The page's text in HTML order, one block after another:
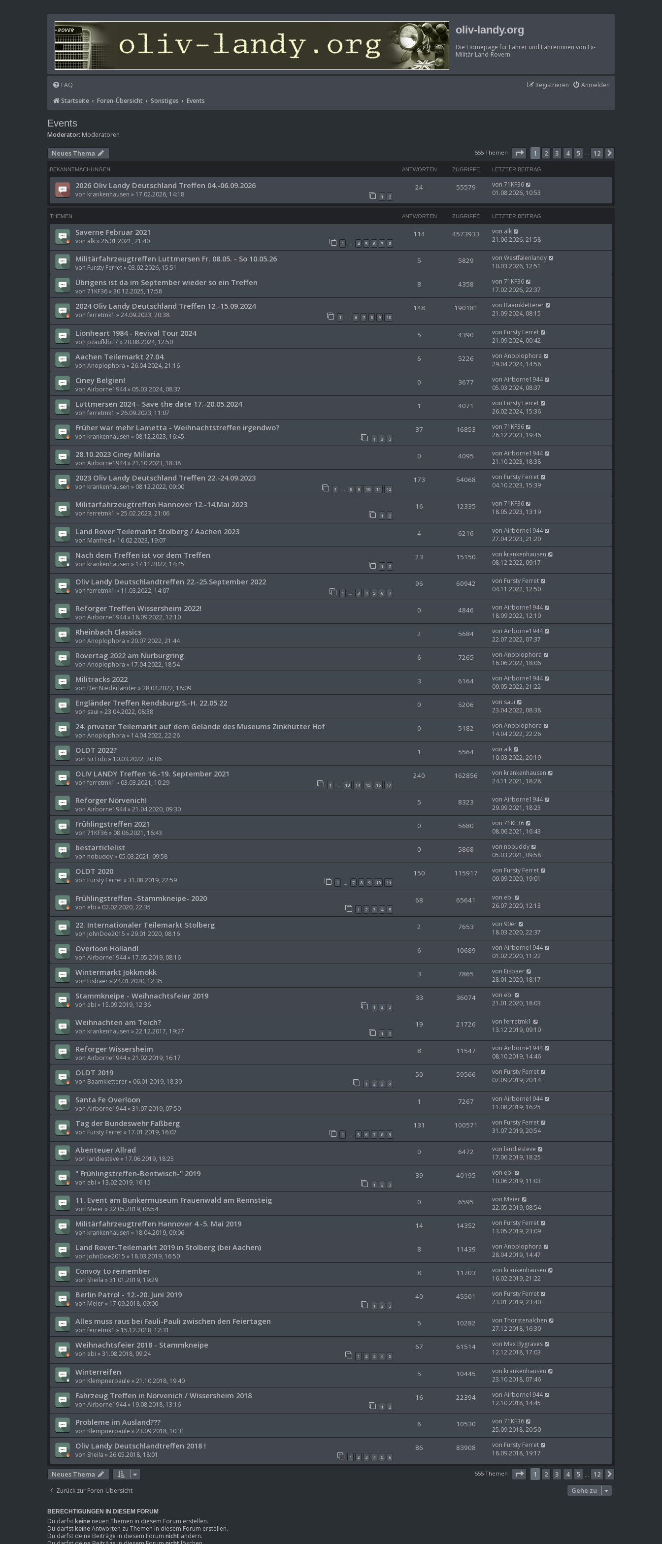
oliv-landy.org
Die Homepage für Fahrer und Fahrerinnen von Ex-
Militär Land-Rovern
FAQ Anmelden
Registrieren
Startseite
Foren-Übersicht Sonstiges Events
Events
Moderator: Moderatoren
Neues Thema 555 Themen Seite 1von
1 2 3 4 5 … 12
BEKANNTMACHUNGEN ANTWORTEN ZUGRIFFE LETZTER BEITRAG
2026 Oliv Landy Deutschland Treffen 04.-06.09.2026
von krankenhausen » 17.02.2026, 14:18 1 2
24 55579 von 71KF36
01.08.2026, 10:53
THEMEN ANTWORTEN ZUGRIFFE LETZTER BEITRAG
Saverne Februar 2021
von alk»26.01.2021, 21:40 1 … 4 5 6 7 8
114 4573933 von alk
21.06.2026, 21:58
Militärfahrzeugtreffen Luttmersen Fr. 08.05. - So 10.05.26
von Fursty Ferret» 03.02.2026, 15:51
5 5829 von Westfalenlandy
10.03.2026, 12:51
Übrigens ist da im September wieder so ein Treffen
von 71KF36»30.12.2025, 17:58
8 4358 von 71KF36
17.02.2026, 22:37
2024 Oliv Landy Deutschland Treffen 12.-15.09.2024
von ferretmk1 »24.09.2023, 20:38 1 … 6 7 8 9 10
148 190181 von Baamkletterer
21.09.2024, 08:15
Lionheart 1984 - Revival Tour 2024
von pzaufklbtl7 »20.08.2024, 12:50
5 4390 von Fursty Ferret
21.09.2024, 00:42
Aachen Teilemarkt 27.04.
von Anoplophora »26.04.2024, 21:16
6 5226 von Anoplophora
29.04.2024, 14:56
Ciney Belgien!
von Airborne1944» 05.03.2024, 08:37
0 3677 von Airborne1944
05.03.2024, 08:37
Luttmersen 2024 - Save the date 17.-20.05.2024
von ferretmk1 »26.09.2023, 11:07
1 4071 von Fursty Ferret
26.02.2024, 15:36
Früher war mehr Lametta - Weihnachtstreffen irgendwo?
von krankenhausen » 08.12.2023, 16:45 1 2 3
37 16853 von 71KF36
26.12.2023, 19:46
28.10.2023 Ciney Miliaria
von Airborne1944»21.10.2023, 18:38
0 4095 von Airborne1944
21.10.2023, 18:38
2023 Oliv Landy Deutschland Treffen 22.-24.09.2023
von krankenhausen » 08.12.2022, 09:00 1 … 8 9 10 11 12
173 54068 von Fursty Ferret
04.10.2023, 15:39
Militärfahrzeugtreffen Hannover 12.-14.Mai 2023
von ferretmk1 »25.02.2023, 21:06 1 2
16 12335 von 71KF36
18.05.2023, 13:19
Land Rover Teilemarkt Stolberg / Aachen 2023
von Manfred » 16.02.2023, 19:07
4 6216 von Airborne1944
27.04.2023, 21:20
Nach dem Treffen ist vor dem Treffen
von krankenhausen » 17.11.2022, 14:45 1 2
23 15150 von krankenhausen
08.12.2022, 09:17
Oliv Landy Deutschlandtreffen 22.-25.September 2022
von ferretmk1 » 11.03.2022, 14:07 1 … 3 4 5 6 7
96 60942 von Fursty Ferret
04.11.2022, 12:50
Reforger Treffen Wissersheim 2022!
von Airborne1944» 18.09.2022, 12:10
0 4846 von Airborne1944
18.09.2022, 12:10
Rheinbach Classics
von Anoplophora »20.07.2022, 21:44
2 5684 von Airborne1944
22.07.2022, 07:37
Rovertag 2022 am Nürburgring
von Anoplophora » 17.04.2022, 18:54
6 7265 von Anoplophora
16.06.2022, 18:06
Militracks 2022
von Der Niederlander»28.04.2022, 18:09
3 6164 von Airborne1944
09.05.2022, 21:22
Engländer Treffen Rendsburg/S.-H. 22.05.22
von saui »23.04.2022, 08:38
0 5206 von saui
23.04.2022, 08:38
24. privater Teilemarkt auf dem Gelände des Museums Zinkhütter Hof
von Anoplophora » 14.04.2022, 22:26
0 5182 von Anoplophora
14.04.2022, 22:26
OLDT 2022?
von SirTobi » 10.03.2022, 20:06
1 5564 von alk
10.03.2022, 20:19
OLIV LANDY Treffen 16.-19. September 2021
von ferretmk1 » 03.03.2021, 10:29 1 … 13 14 15 16 17
240 162856 von krankenhausen
24.11.2021, 18:28
Reforger Nörvenich!
von Airborne1944»21.04.2020, 09:30
5 8323 von Airborne1944
29.09.2021, 18:23
Frühlingstreffen 2021
von 71KF36» 08.06.2021, 16:43
0 5680 von 71KF36
08.06.2021, 16:43
bestarticlelist
von nobuddy» 05.03.2021, 09:58
0 5868 von nobuddy
05.03.2021, 09:58
OLDT 2020
von Fursty Ferret»31.08.2019, 22:59 1 7 8 9 10 11
150 115917 von Fursty Ferret
09.09.2020, 19:01
Frühlingstreffen -Stammkneipe- 2020
von ebi » 02.02.2020, 22:35 1 2 3 4 5
68 65641 von ebi
26.07.2020, 12:13
22. Internationaler Teilemarkt Stolberg
von JohnDoe2015 »29.01.2020, 08:16
2 7653 von 90er
18.03.2020, 22:37
Overloon Holland!
von Airborne1944» 17.05.2019, 08:16
6 10689 von Airborne1944
01.02.2020, 11:22
Wintermarkt Jokkmokk
von Eisbaer»24.01.2020, 12:35
3 7865 von Eisbaer
28.01.2020, 18:17
Stammkneipe - Weihnachtsfeier 2019
von ebi » 15.09.2019, 12:36 1 2 3
33 36074 von ebi
21.01.2020, 18:03
Weihnachten am Teich?
von krankenhausen »22.12.2017, 19:27 1 2
19 21726 von ferretmk1
13.12.2019, 09:10
Reforger Wissersheim
von Airborne1944»21.02.2019, 16:17
8 11547 von Airborne1944
08.10.2019, 14:46
OLDT 2019
von Baamkletterer» 06.01.2019, 18:30 1 2 3 4
50 59566 von Fursty Ferret
07.09.2019, 20:14
Santa Fe Overloon
von Airborne1944»31.07.2019, 07:50
1 7267 von Airborne1944
11.08.2019, 16:25
Tag der Bundeswehr Faßberg
von Fursty Ferret» 17.01.2019, 16:07 1 … 5 6 7 8 9
131 100571 von Fursty Ferret
31.07.2019, 20:54
Abenteuer Allrad
von landiesteve » 17.06.2019, 18:25
0 6472 von landiesteve
17.06.2019, 18:25
" Frühlingstreffen-Bentwisch-" 2019
von ebi » 13.02.2019, 16:15 1 2 3
39 40195 von ebi
10.06.2019, 11:03
11. Event am Bunkermuseum Frauenwald am Rennsteig
von Meier»22.05.2019, 08:54
0 6595 von Meier
22.05.2019, 08:54
Militärfahrzeugtreffen Hannover 4.-5. Mai 2019
von krankenhausen » 18.04.2019, 09:06
14 14352 von Fursty Ferret
13.05.2019, 23:09
Land Rover-Teilemarkt 2019 in Stolberg (bei Aachen)
von JohnDoe2015 » 18.03.2019, 16:50
8 11439 von Anoplophora
28.04.2019, 14:47
Convoy to remember
von Sheila »31.01.2019, 19:29
8 11703 von krankenhausen
16.02.2019, 21:22
Berlin Patrol - 12.-20. Juni 2019
von Meier» 17.09.2018, 09:00 1 2 3
40 45501 von Fursty Ferret
23.01.2019, 23:40
Alles muss raus bei Fauli-Pauli zwischen den Feiertagen
von ferretmk1 » 15.12.2018, 12:31
5 10282 von Thorstenalchen
27.12.2018, 16:30
Weihnachtsfeier 2018 - Stammkneipe
von ebi »31.08.2018, 09:24 1 2 3 4 5
67 61514 von Max Bygraves
12.12.2018, 17:03
Winterreifen
von Klempnerpaule »21.10.2018, 19:40
5 10445 von krankenhausen
23.10.2018, 07:46
Fahrzeug Treffen in Nörvenich / Wissersheim 2018
von Airborne1944» 19.08.2018, 13:16 1 2
16 22394 von Airborne1944
12.10.2018, 14:45
Probleme im Ausland???
von Klempnerpaule »23.09.2018, 10:31
6 10530 von 71KF36
25.09.2018, 20:50
Oliv Landy Deutschlandtreffen 2018 !
von Sheila »26.05.2018, 18:01 1 2 3 4 5 6
86 83908 von Fursty Ferret
18.09.2018, 19:17
Neues Thema 555 Themen Seite 1von
1 2 3 4 5 12
Zurück zur Foren-Übersicht Gehe zu
BERECHTIGUNGEN IN DIESEM FORUM
Du darfstkeine neuen Themen in diesem Forum erstellen.
Du darfstkeineAntworten zu Themen in diesem Forum erstellen.
Du darfst deine Beiträge in diesem Forum nicht ändern.